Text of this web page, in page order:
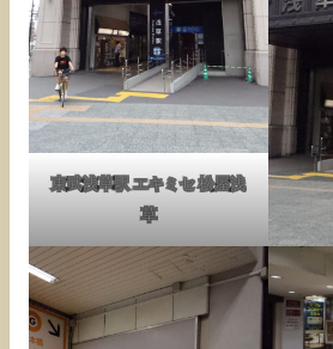
東武浅草駅 エキミセ 松屋浅
草